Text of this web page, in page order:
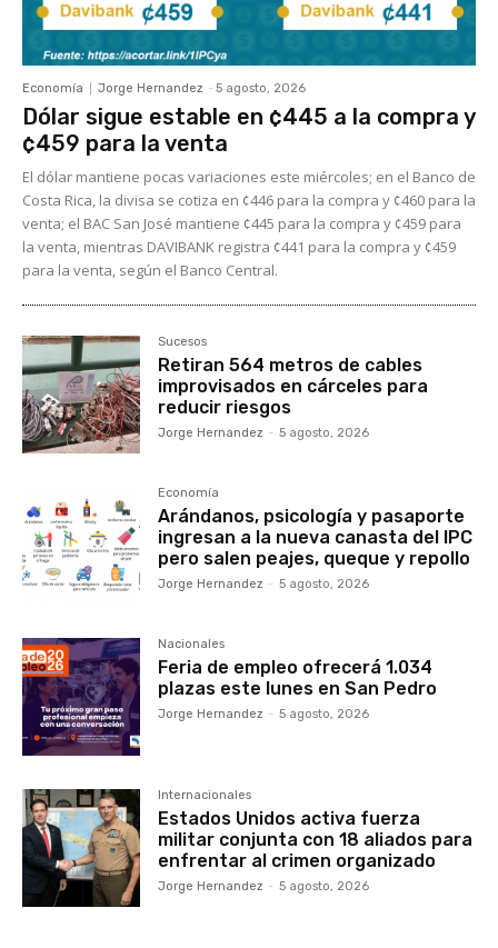
Economía Jorge Hernandez - 5 agosto, 2026
Dólar sigue estable en ¢445 a la compra y
¢459 para la venta
El dólar mantiene pocas variaciones este miércoles; en el Banco de
Costa Rica, la divisa se cotiza en ¢446 para la compra y ¢460 para la
venta; el BAC San José mantiene ¢445 para la compra y ¢459 para
la venta, mientras DAVIBANK registra ¢441 para la compra y ¢459
para la venta, según el Banco Central.
Sucesos
Retiran 564 metros de cables
improvisados en cárceles para
reducir riesgos
Jorge Hernandez - 5 agosto, 2026
Economía
Arándanos, psicología y pasaporte
ingresan a la nueva canasta del IPC
pero salen peajes, queque y repollo
Jorge Hernandez - 5 agosto, 2026
Nacionales
Feria de empleo ofrecerá 1.034
plazas este lunes en San Pedro
Jorge Hernandez - 5 agosto, 2026
Internacionales
Estados Unidos activa fuerza
militar conjunta con 18 aliados para
enfrentar al crimen organizado
Jorge Hernandez - 5 agosto, 2026